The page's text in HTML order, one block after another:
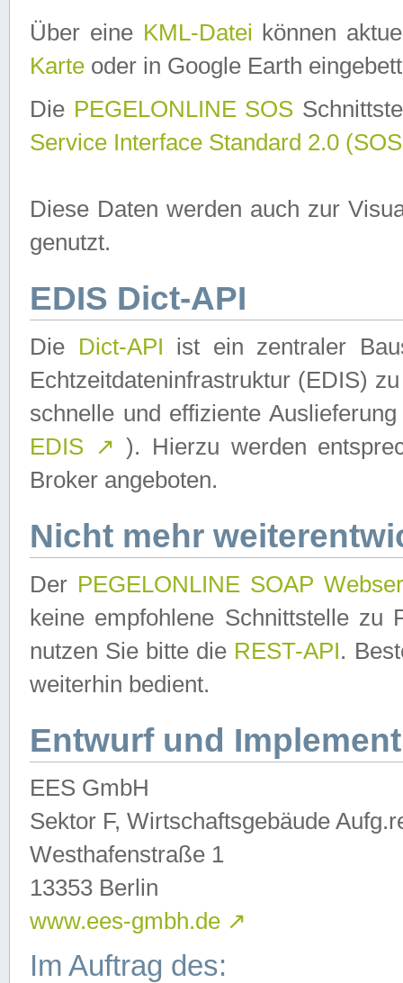
Über eine KML-Datei können
Karte oder in Google Earth
Die PEGELONLINE SOS
Service Interface Standard 2.0
Diese Daten werden auch zur
genutzt.
EDIS Dict-API
Die Dict-API ist ein zentraler
Echtzeitdateninfrastruktur (EDIS)
schnelle und effiziente
EDIS ↗ ). Hierzu werden
Broker angeboten.
Nicht mehr
Der PEGELONLINE SOAP
keine empfohlene Schnittstelle zu
nutzen Sie bitte die REST-API.
weiterhin bedient.
Entwurf und
EES GmbH
Sektor F, Wirtschaftsgebäude
Westhafenstraße 1
13353 Berlin
www.ees-gmbh.de ↗
Im Auftrag des: